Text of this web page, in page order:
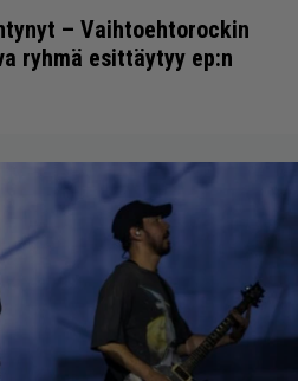
– Vaihtoehtorockin
ryhmä esittäytyy ep:n